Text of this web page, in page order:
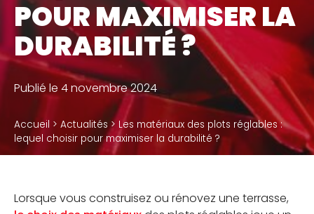
Accessoires
QUI SOMMES-NOUS
Notre usine de production
POUR MAXIMISER LA
DURABILITÉ ?
Publié le 4 novembre 2024
Accueil > Actualités> Les matériaux des plots réglables :
lequel choisir pour maximiser la durabilité ?
Lorsque vous construisez ou rénovez une terrasse,